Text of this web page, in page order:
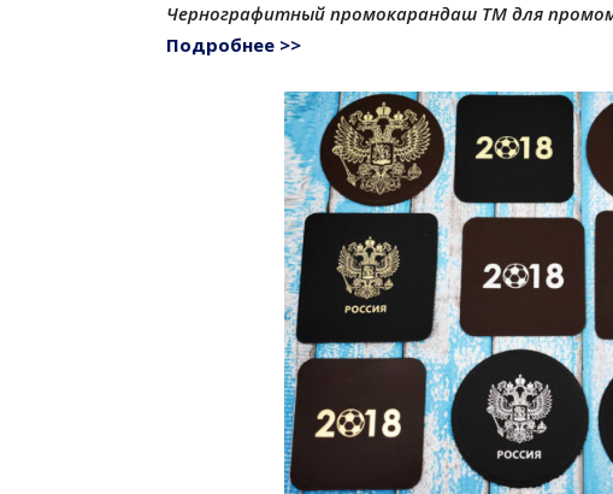
Чернографитный промокарандаш ТМ для
Подробнее >>